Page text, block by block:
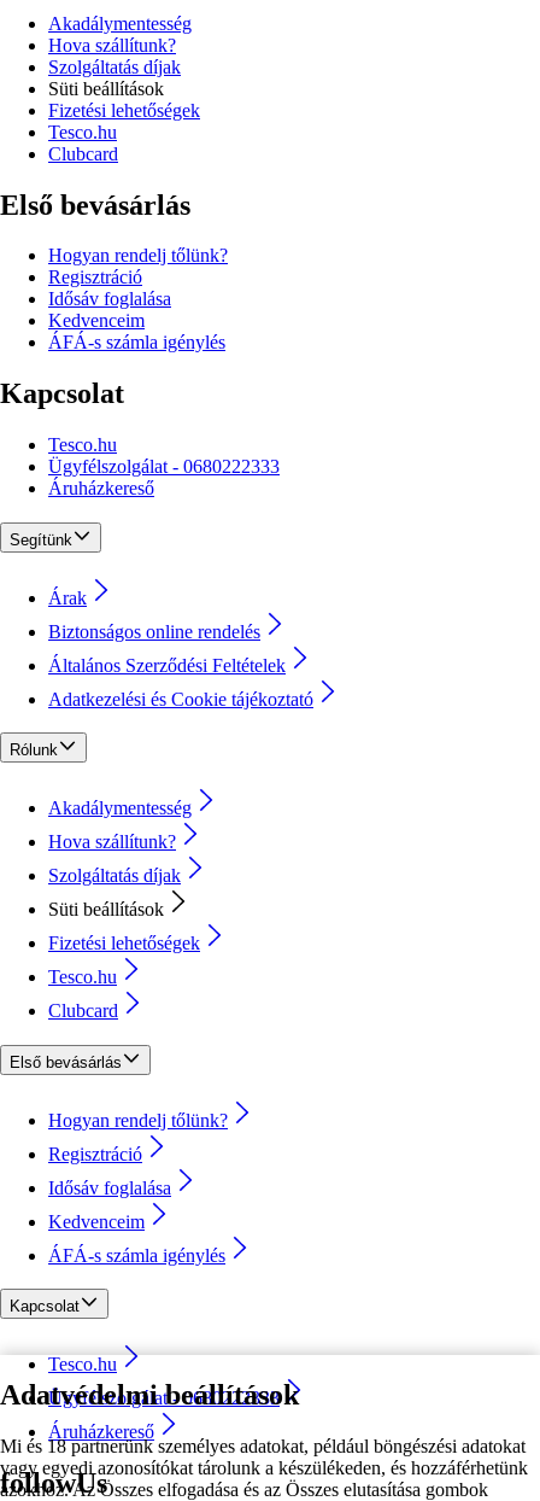
Adatvédelmi beállítások
Mi és 18 partnerünk személyes adatokat, például böngészési adatokat
vagy egyedi azonosítókat tárolunk a készülékeden, és hozzáférhetünk
azokhoz. Az Összes elfogadása és az Összes elutasítása gombok
Akadálymentesség
Hova szállítunk?
Szolgáltatás díjak
Süti beállítások
Fizetési lehetőségek
Tesco.hu
Clubcard
Első bevásárlás
Hogyan rendelj tőlünk?
Regisztráció
Idősáv foglalása
Kedvenceim
ÁFÁ-s számla igénylés
Kapcsolat
Tesco.hu
Ügyfélszolgálat - 0680222333
Áruházkereső
Segítünk
Árak
Biztonságos online rendelés
Általános Szerződési Feltételek
Adatkezelési és Cookie tájékoztató
Rólunk
Akadálymentesség
Hova szállítunk?
Szolgáltatás díjak
Süti beállítások
Fizetési lehetőségek
Tesco.hu
Clubcard
Első bevásárlás
Hogyan rendelj tőlünk?
Regisztráció
Idősáv foglalása
Kedvenceim
ÁFÁ-s számla igénylés
Kapcsolat
Tesco.hu
Ügyfélszolgálat - 0680222333
Áruházkereső
followUs